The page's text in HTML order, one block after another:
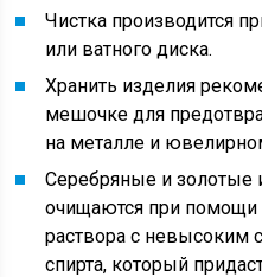
Чистка производится
или ватного диска.
Хранить изделия
мешочке для
на металле и
Серебряные и золотые
очищаются при
раствора с невысоким
спирта, который